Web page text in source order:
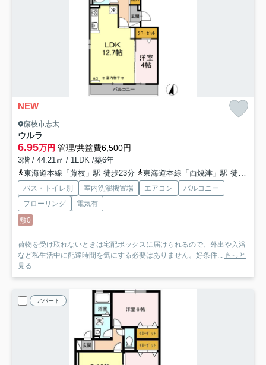
NEW
藤枝市志太
ウルラ
6.95万円 管理/共益費6,500円
3階 / 44.21㎡ / 1LDK /築6年
東海道本線「藤枝」駅 徒歩23分
東海道本線「西焼津」駅 徒歩46分
バス・トイレ別 室内洗濯機置場 エアコン
バルコニー
フローリング
電気有
敷0
荷物を受け取れないときは宅配ボックスに届けられるので、外出や入浴
など私生活中に配達時間を気にする必要はありません。好条件...
もっと
見る
アパート